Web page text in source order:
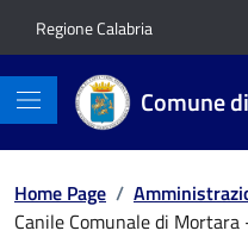
Regione Calabria
Comune
Home Page /
Canile Comunale di